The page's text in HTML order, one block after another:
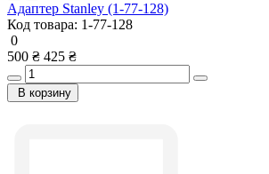
Адаптер Stanley (1-77-128)
Код товара: 1-77-128
0
500 ₴ 425 ₴
В корзину